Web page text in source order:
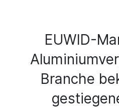
EUWID-
Branche